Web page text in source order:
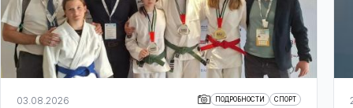
03.08.2026 ПОДРОБНОСТИ СПОРТ